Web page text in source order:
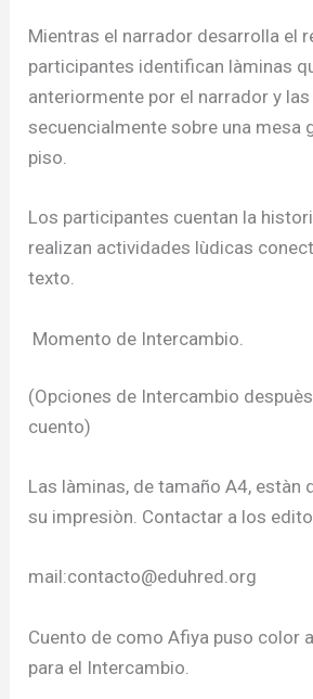
Mientras el narrador desarrolla el
participantes identifican làminas
anteriormente por el narrador y
secuencialmente sobre una mesa
piso.
Los participantes cuentan la
realizan actividades lùdicas
texto.
Momento de Intercambio.
(Opciones de Intercambio
cuento)
Las làminas, de tamaño A4, estàn
su impresiòn. Contactar a los
mail:contacto@eduhred.org
Cuento de como Afiya puso color
para el Intercambio.